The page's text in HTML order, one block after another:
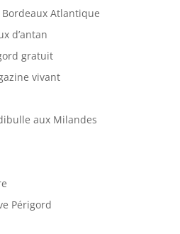
Atlantique
d’antan
gratuit
vivant
aux Milandes
Périgord